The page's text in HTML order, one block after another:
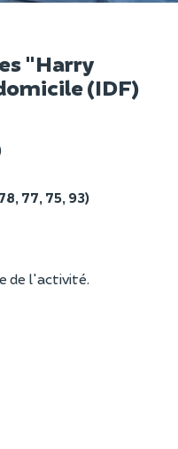
"Harry
(IDF)
77, 75, 93)
de l'activité.